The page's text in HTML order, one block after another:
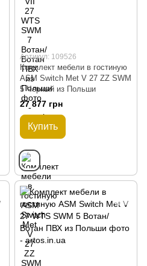
Артикул: 109526
Комплект мебели в гостиную
ASM Switch Met V 27 ZZ SWM
5 Черный из Польши
27 877 грн
Купить